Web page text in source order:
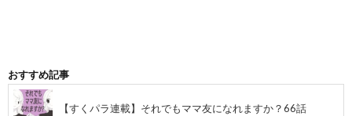
おすすめ記事
【すくパラ連載】それでもママ友になれますか？66話